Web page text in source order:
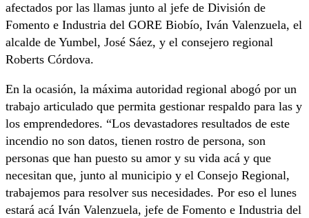
afectados por las llamas junto al jefe de División de
Fomento e Industria del GORE Biobío, Iván Valenzuela, el
alcalde de Yumbel, José Sáez, y el consejero regional
Roberts Córdova.
En la ocasión, la máxima autoridad regional abogó por un
trabajo articulado que permita gestionar respaldo para las y
los emprendedores. “Los devastadores resultados de este
incendio no son datos, tienen rostro de persona, son
personas que han puesto su amor y su vida acá y que
necesitan que, junto al municipio y el Consejo Regional,
trabajemos para resolver sus necesidades. Por eso el lunes
estará acá Iván Valenzuela, jefe de Fomento e Industria del